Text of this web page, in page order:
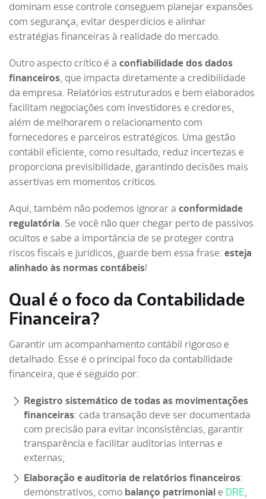
dominam esse controle conseguem planejar expansões
com segurança, evitar desperdícios e alinhar
estratégias financeiras à realidade do mercado.
Outro aspecto crítico é a confiabilidade dos dados
financeiros, que impacta diretamente a credibilidade
da empresa. Relatórios estruturados e bem elaborados
facilitam negociações com investidores e credores,
além de melhorarem o relacionamento com
fornecedores e parceiros estratégicos. Uma gestão
contábil eficiente, como resultado, reduz incertezas e
proporciona previsibilidade, garantindo decisões mais
assertivas em momentos críticos.
Aqui, também não podemos ignorar a conformidade
regulatória. Se você não quer chegar perto de passivos
ocultos e sabe a importância de se proteger contra
riscos fiscais e jurídicos, guarde bem essa frase: esteja
alinhado às normas contábeis!
Qual é o foco da Contabilidade
Financeira?
Garantir um acompanhamento contábil rigoroso e
detalhado. Esse é o principal foco da contabilidade
financeira, que é seguido por:
Registro sistemático de todas as movimentações
financeiras: cada transação deve ser documentada
com precisão para evitar inconsistências, garantir
transparência e facilitar auditorias internas e
externas;
Elaboração e auditoria de relatórios financeiros:
demonstrativos, como balanço patrimonial e DRE,